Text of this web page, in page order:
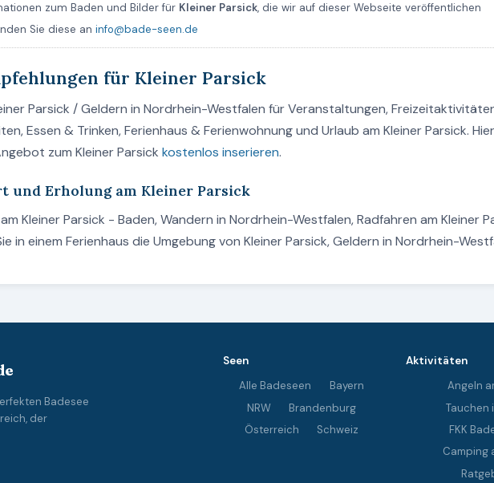
zum Baden und Bilder für Kleiner Parsick, die wir auf dieser Webseite veröffentlichen
Sie diese an info@bade-seen.de
für Kleiner Parsick
Parsick / Geldern in Nordrhein-Westfalen für Veranstaltungen,
Essen & Trinken, Ferienhaus & Ferienwohnung und Urlaub am Kleiner Parsick. Hier
zum Kleiner Parsick kostenlos inserieren.
und Erholung am Kleiner Parsick
Kleiner Parsick - Baden, Wandern in Nordrhein-Westfalen, Radfahren am Kleiner
in einem Ferienhaus die Umgebung von Kleiner Parsick, Geldern in Nordrhein-
Badesee
der
Seen
Alle Badeseen
Bayern
NRW
Brandenburg
Österreich
Schweiz
Aktivitäten
Angeln
Tauchen
FKK
Camping